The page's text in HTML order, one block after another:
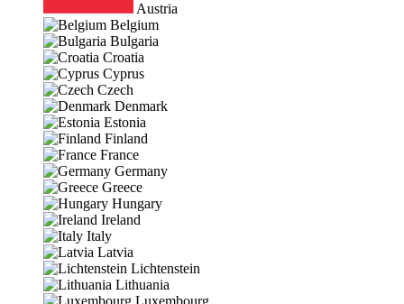
Austria
Belgium
Bulgaria
Croatia
Cyprus
Czech
Denmark
Estonia
Finland
France
Germany
Greece
Hungary
Ireland
Italy
Latvia
Lichtenstein
Lithuania
Luxembourg